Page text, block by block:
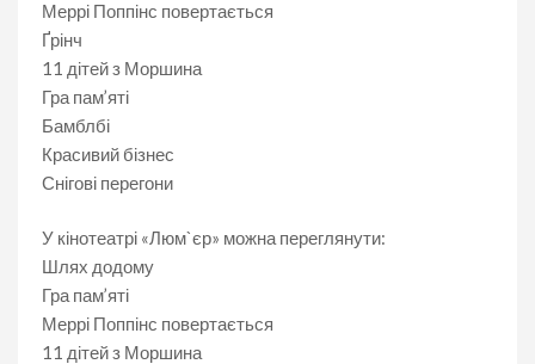
Меррі Поппінс повертається
Ґрінч
11 дітей з Моршина
Гра пам’яті
Бамблбі
Красивий бізнес
Снігові перегони
У кінотеатрі «Люм`єр» можна переглянути:
Шлях додому
Гра пам’яті
Меррі Поппінс повертається
11 дітей з Моршина